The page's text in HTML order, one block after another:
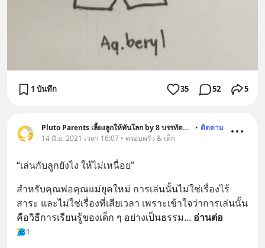
1 บันทึก 35 52 5
Pluto Parents เลี้ยงลูกให้ทันโลก by 8 บรรทัดครึ่ง • ติดตาม
14 มิ.ย. 2021 เวลา 16:07 • ครอบครัว & เด็ก
“เล่นกับลูกยังไง ให้ไม่เหนื่อย”
สำหรับคุณพ่อคุณแม่ยุคใหม่ การเล่นนั้นไม่ใช่เรื่องไร้
สาระ และไม่ใช่เรื่องที่เสียเวลา เพราะเข้าใจว่าการเล่นนั้น
คือวิธีการเรียนรู้ของเด็ก ๆ อย่างเป็นธรรม... อ่านต่อ
1